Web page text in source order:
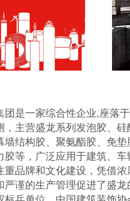
团是一家综合性企业,座落
，主营盛龙系列发泡胶、
墙结构胶、聚氨酯胶、免
胶等，广泛应用于建筑、
重品牌和文化建设，凭借
严谨的生产管理促进了盛